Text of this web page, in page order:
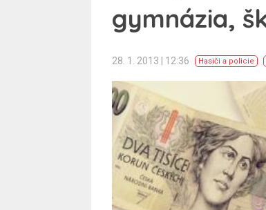
gymnázia,
28. 1. 2013 | 12:36 Hasiči a policie